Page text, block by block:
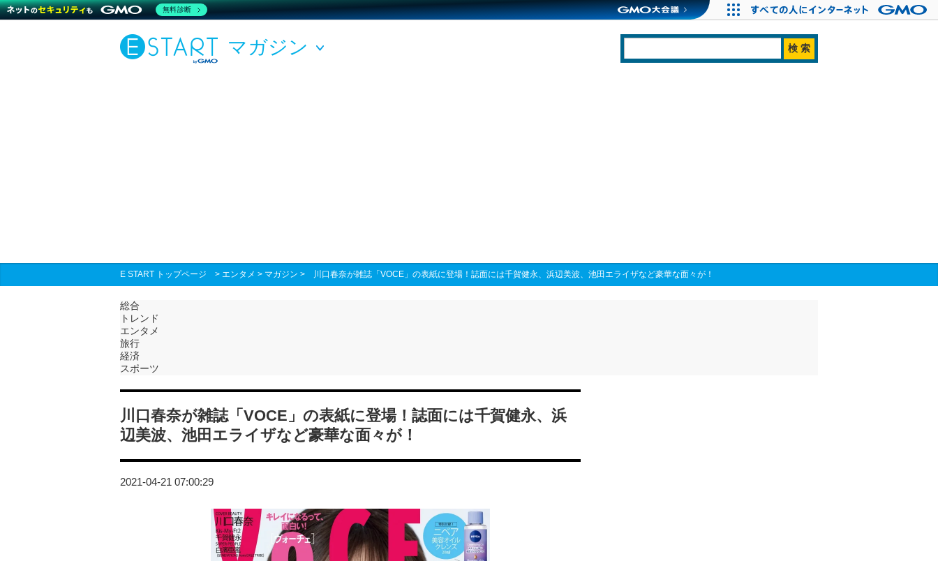
マガジン
E START トップページ > エンタメ > マガジン > 川口春奈が雑誌「VOCE」の表紙に登場！誌面には千賀健永、浜辺美波、池田エライザなど豪華な面々が！
総合
トレンド
エンタメ
旅行
経済
スポーツ
川口春奈が雑誌「VOCE」の表紙に登場！誌面には千賀健永、浜
辺美波、池田エライザなど豪華な面々が！
2021-04-21 07:00:29
無料診断